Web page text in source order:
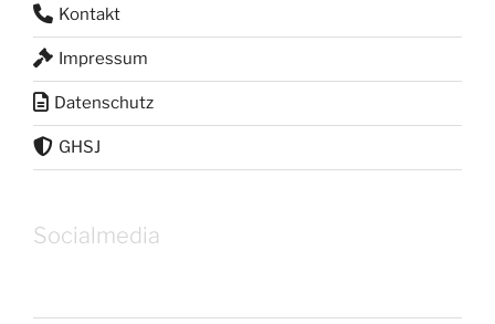
Kontakt
Impressum
Datenschutz
GHSJ
Socialmedia